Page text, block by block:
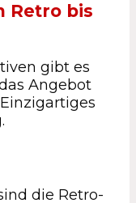
Retro bis
gibt es
Angebot
die Retro-